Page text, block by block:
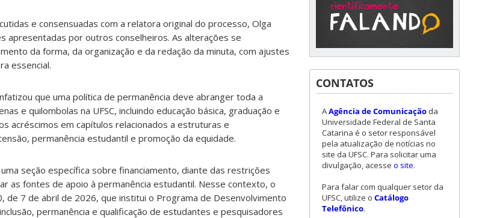
e consensuadas com a relatora original do processo, Olga
apresentadas por outros conselheiros. As alterações se
da forma, da organização e da redação da minuta, com ajustes
essencial.
que uma política de permanência deve abranger toda a
e quilombolas na UFSC, incluindo educação básica, graduação e
acréscimos em capítulos relacionados a estruturas e
permanência estudantil e promoção da equidade.
seção específica sobre financiamento, diante das restrições
as fontes de apoio à permanência estudantil. Nesse contexto, o
de 7 de abril de 2026, que institui o Programa de Desenvolvimento
permanência e qualificação de estudantes e pesquisadores
CONTATOS
AAgência de Comunicação da
Universidade Federal de Santa
Catarina é o setor responsável
pela atualização de notícias no
site da UFSC. Para solicitar uma
divulgação, acesse o site.
Para falar com qualquer setor da
UFSC, utilize o Catálogo
Telefônico.